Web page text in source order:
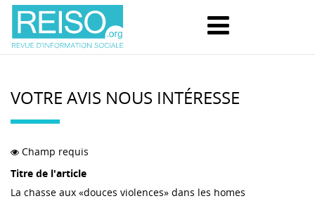
VOTRE AVIS NOUS INTÉRESSE
Champ requis
Titre de l'article
La chasse aux «douces violences» dans les homes